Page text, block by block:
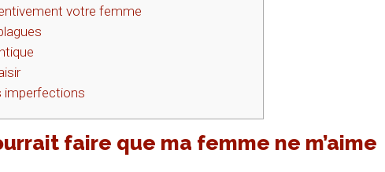
votre femme
imperfections
faire que ma femme ne m’aime